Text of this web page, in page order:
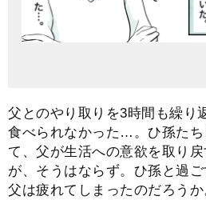
父とのやり取りを3時間も繰り
食べられなかった…。ひ孫たち
て、父が生活への意欲を取り
が、そうはならず。ひ孫と過ご
父は疲れてしまったのだろう